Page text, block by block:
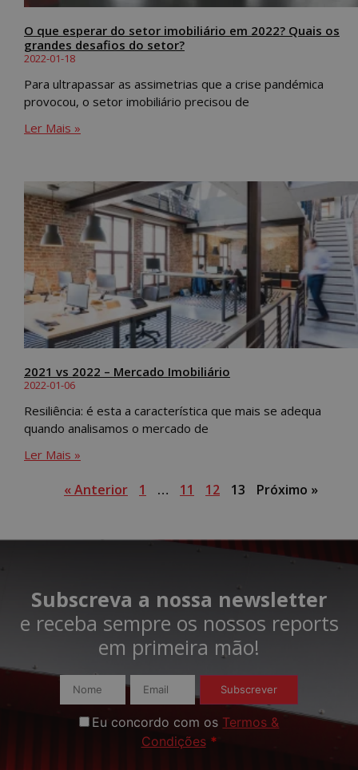
O que esperar do setor imobiliário em 2022? Quais os
grandes desafios do setor?
2022-01-18
Para ultrapassar as assimetrias que a crise pandémica
provocou, o setor imobiliário precisou de
Ler Mais »
2021 vs 2022 – Mercado Imobiliário
2022-01-06
Resiliência: é esta a característica que mais se adequa
quando analisamos o mercado de
Ler Mais »
« Anterior 1 … 11 12 13 Próximo »
Subscreva a nossa newsletter
e receba sempre os nossos reports
em primeira mão!​
Subscrever
Eu concordo com os Termos &
Condições *